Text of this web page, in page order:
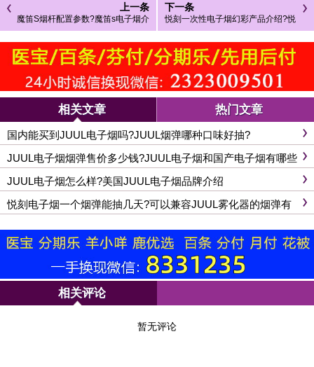
上一条
魔笛S烟杆配置参数?魔笛s电子烟介
下一条
悦刻一次性电子烟幻彩产品介绍?悦
相关文章 热门文章
国内能买到JUUL电子烟吗?JUUL烟弹哪种口味好抽?
JUUL电子烟烟弹售价多少钱?JUUL电子烟和国产电子烟有哪些
区别？
JUUL电子烟怎么样?美国JUUL电子烟品牌介绍
悦刻电子烟一个烟弹能抽几天?可以兼容JUUL雾化器的烟弹有
哪些?
相关评论
暂无评论